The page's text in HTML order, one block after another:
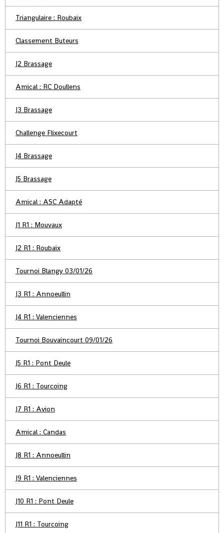
Triangulaire : Roubaix
Classement Buteurs
J2 Brassage
Amical : RC Doullens
J3 Brassage
Challenge Flixecourt
J4 Brassage
J5 Brassage
Amical : ASC Adapté
J1 R1 : Mouvaux
J2 R1 : Roubaix
Tournoi Blangy 03/01/26
J3 R1 : Annoeullin
J4 R1 : Valenciennes
Tournoi Bouvaincourt 09/01/26
J5 R1 : Pont Deule
J6 R1 : Tourcoing
J7 R1 : Avion
Amical : Candas
J8 R1 : Annoeullin
J9 R1 : Valenciennes
J10 R1 : Pont Deule
J11 R1 : Tourcoing